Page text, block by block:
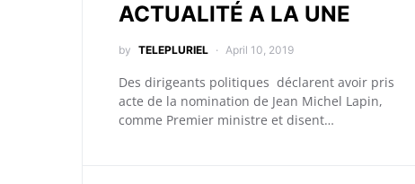
ACTUALITÉ A LA UNE
by TELEPLURIEL April 10, 2019
Des dirigeants politiques déclarent avoir pris
acte de la nomination de Jean Michel Lapin,
comme Premier ministre et disent…